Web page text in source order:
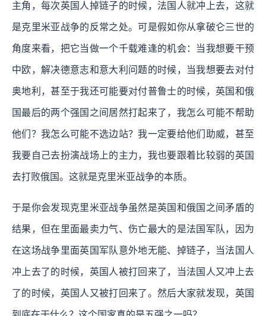
主角，每次英国人掉链子的时候，法国人就冲上去，这就
是克里米亚战争的反常之处。 可是假如你从拿破仑三世的
角度来看，把它当做一个千载难逢的机会：当我想要干预
中欧，解决德意志和意大利问题的时候，当我想要去对付
奥地利，甚至于我还可能要对付普鲁士的时候，英国和俄
国最后的两个强国之间居然打起来了，我怎么可能不帮助
他们？我怎么可能不选边站？我一定要给他们助威，甚至
我要自己去扮演战场上的主力，我也要跟着比较弱的英国
去打败俄国。这就是克里米亚战争的本质。
于是你会发现克里米亚战争虽然是英国和俄国之间矛盾的
结果，但在里面最卖力气、伤亡最大的是法国军队，因为
在这场战争里面英国军队意外地无能、掉链子，当法国人
冲上去了的时候，英国人被打回来了，当法国人又冲上去
了的时候，英国人又被打回来了。然后大家就发现，英国